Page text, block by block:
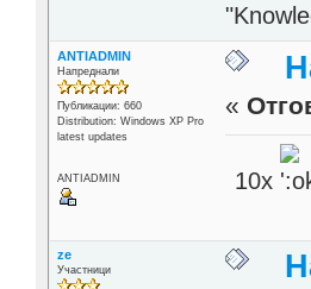
ANTIADMIN
Напреднали
Публикации: 660
Distribution: Windows XP Pro
latest updates
ANTIADMIN
«
10x
ze
Участници